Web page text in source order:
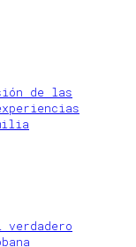
de las
verdadero